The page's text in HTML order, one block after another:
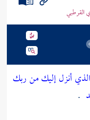
القرطبي
أنزل إليك من ربك
.